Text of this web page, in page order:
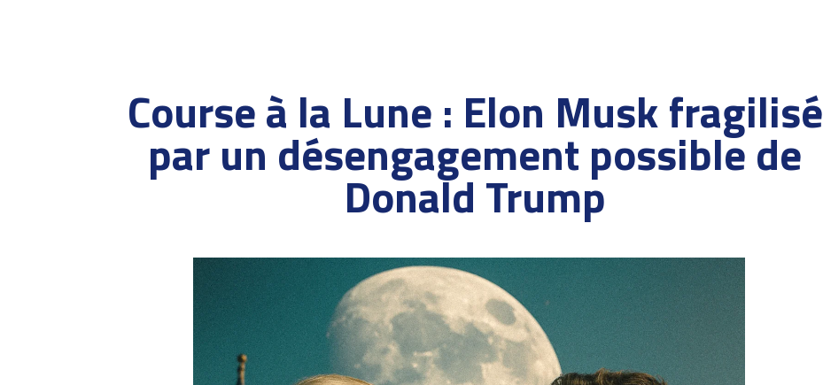
Course à la Lune : Elon Musk fragilisé
par un désengagement possible de
Donald Trump